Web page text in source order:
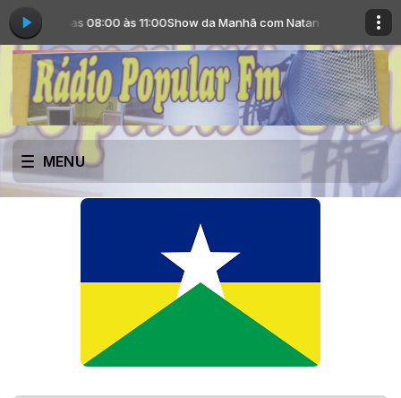
Pietro das 08:00 às 11:00Show da Manhã com Natan e Pietro das
MENU